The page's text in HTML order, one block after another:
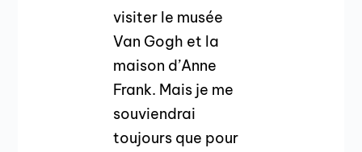
visiter le musée
Van Gogh et la
maison d’Anne
Frank. Mais je me
souviendrai
toujours que pour